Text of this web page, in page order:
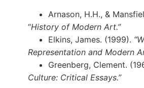
Arnason, H.H., &
“History of Modern Art.”
Elkins, James. (1999).
Representation and Modern
Greenberg, Clement.
Culture: Critical Essays.”